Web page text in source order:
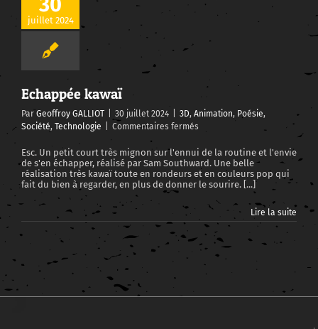
juillet 2024
Echappée kawaï
Par Geoffroy GALLIOT 30 juillet 2024 3D, Animation, Poésie,
Société, Technologie Commentaires fermés
kawaï
Esc. Un petit court très mignon sur l'ennui de la routine et l'envie
de s'en échapper, réalisé par Sam Southward. Une belle
réalisation très kawaï toute en rondeurs et en couleurs pop qui
fait du bien à regarder, en plus de donner le sourire. [...]
Lire la suite